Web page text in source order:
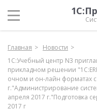
Главная
Новости
1С:Учебный центр N3
прикладном решении
очном и он-лайн форматах
г."Администрирование
апреля 2017 г."Подготовка
2017 г